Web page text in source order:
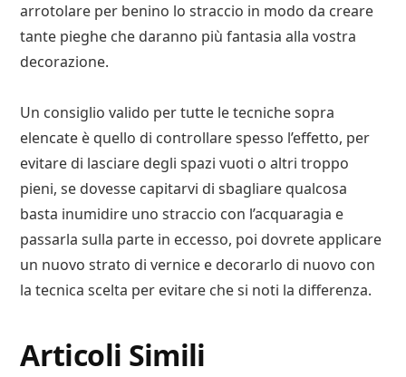
arrotolare per benino lo straccio in modo da creare
tante pieghe che daranno più fantasia alla vostra
decorazione.
Un consiglio valido per tutte le tecniche sopra
elencate è quello di controllare spesso l’effetto, per
evitare di lasciare degli spazi vuoti o altri troppo
pieni, se dovesse capitarvi di sbagliare qualcosa
basta inumidire uno straccio con l’acquaragia e
passarla sulla parte in eccesso, poi dovrete applicare
un nuovo strato di vernice e decorarlo di nuovo con
la tecnica scelta per evitare che si noti la differenza.
Articoli Simili